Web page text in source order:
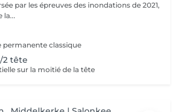
par les épreuves des inondations de 2021,
la...
permanente classique
2 tête
sur la moitié de la tête